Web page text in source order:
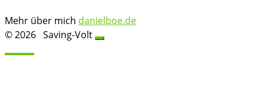
Mehr über mich danielboe.de
© 2026 Saving-Volt